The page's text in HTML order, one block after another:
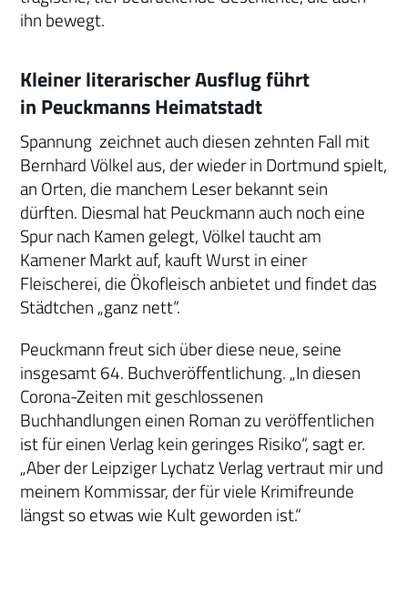
ihn bewegt.
Kleiner literarischer Ausflug führt
in Peuckmanns Heimatstadt
Spannung zeichnet auch diesen zehnten Fall mit
Bernhard Völkel aus, der wieder in Dortmund spielt,
an Orten, die manchem Leser bekannt sein
dürften. Diesmal hat Peuckmann auch noch eine
Spur nach Kamen gelegt, Völkel taucht am
Kamener Markt auf, kauft Wurst in einer
Fleischerei, die Ökofleisch anbietet und findet das
Städtchen „ganz nett“.
Peuckmann freut sich über diese neue, seine
insgesamt 64. Buchveröffentlichung. „In diesen
Corona-Zeiten mit geschlossenen
Buchhandlungen einen Roman zu veröffentlichen
ist für einen Verlag kein geringes Risiko“, sagt er.
„Aber der Leipziger Lychatz Verlag vertraut mir und
meinem Kommissar, der für viele Krimifreunde
längst so etwas wie Kult geworden ist.“